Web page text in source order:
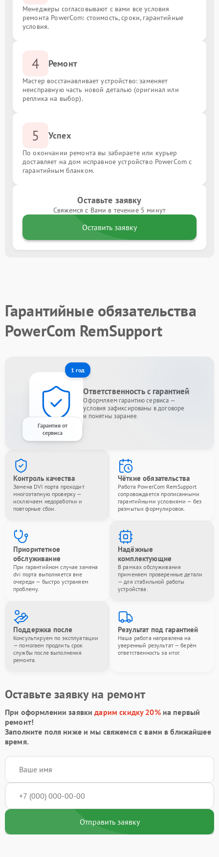
Менеджеры согласовывают с вами все условия
ремонта PowerCom: стоимость, сроки, гарантийные
условия.
4 Ремонт
Мастер восстанавливает устройство: заменяет
неисправную часть новой деталью (оригинал или
реплика на выбор).
5 Успех
По окончании ремонта вы забираете или курьер
доставляет на дом исправное устройство PowerCom с
гарантийным бланком.
Оставьте заявку
Свяжемся с Вами в течение 5 минут
Оставить заявку
Гарантийные обязательства
PowerCom RemSupport
1 год
Гарантия от
сервиса
Ответственность с гарантией
Оформляем гарантию сервиса —
условия зафиксированы в договоре
и понятны заранее.
Контроль качества
Замена DVI порта проходит
многоэтапную проверку —
исключаем недоработки и
повторные сбои.
Чёткие обязательства
Работа PowerCom RemSupport
сопровождается прописанными
гарантийными условиями — без
размытых формулировок.
Приоритетное
обслуживание
При гарантийном случае замена
dvi порта выполняется вне
очереди — быстро устраняем
проблему.
Надёжные
комплектующие
В рамках обслуживания
применяем проверенные детали
— для стабильной работы
устройства.
Поддержка после
Консультируем по эксплуатации
— помогаем продлить срок
службы после выполнения
ремонта.
Результат под гарантией
Наша работа направлена на
уверенный результат — берём
ответственность за итог.
Оставьте заявку на ремонт
При оформлении заявкидарим скидку 20%на первый
ремонт!
Заполните поля ниже и мы свяжемся с вами в ближайшее
время.
Отправить заявку